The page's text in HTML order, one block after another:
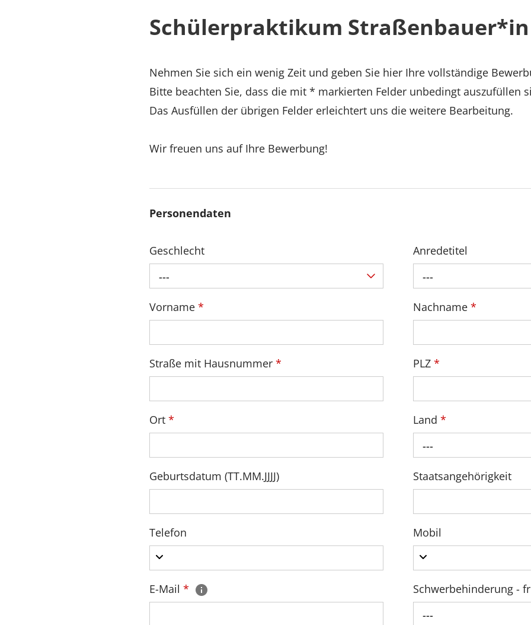
Schülerpraktikum Straßenbauer*in
Nehmen Sie sich ein wenig Zeit und geben Sie hier Ihre vollständige
Bitte beachten Sie, dass die mit * markierten Felder unbedingt auszufüllen
Das Ausfüllen der übrigen Felder erleichtert uns die weitere Bearbeitung.
Wir freuen uns auf Ihre Bewerbung!
Personendaten
Geschlecht
---
Anredetitel
---
Vorname * Nachname*
Straße mit Hausnummer * PLZ*
Ort * Land*
---
Geburtsdatum (TT.MM.JJJJ) Staatsangehörigkeit
Telefon Mobil
E-Mail *
Schwerbehinderung -
---